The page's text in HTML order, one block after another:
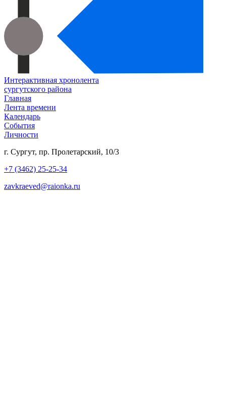
Интерактивная хронолента
сургутского района
Главная
Лента времени
Календарь
События
Личности
г. Сургут, пр. Пролетарский, 10/3
+7 (3462) 25-25-34
zavkraeved@raionka.ru